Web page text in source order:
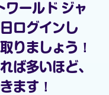
ワールド ジャ
ログインし
りましょう！
ば多いほど、
ます！